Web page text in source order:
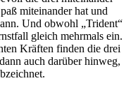
miteinander hat und
Und obwohl „Trident“
gleich mehrmals ein.
Kräften finden die drei
auch darüber hinweg,